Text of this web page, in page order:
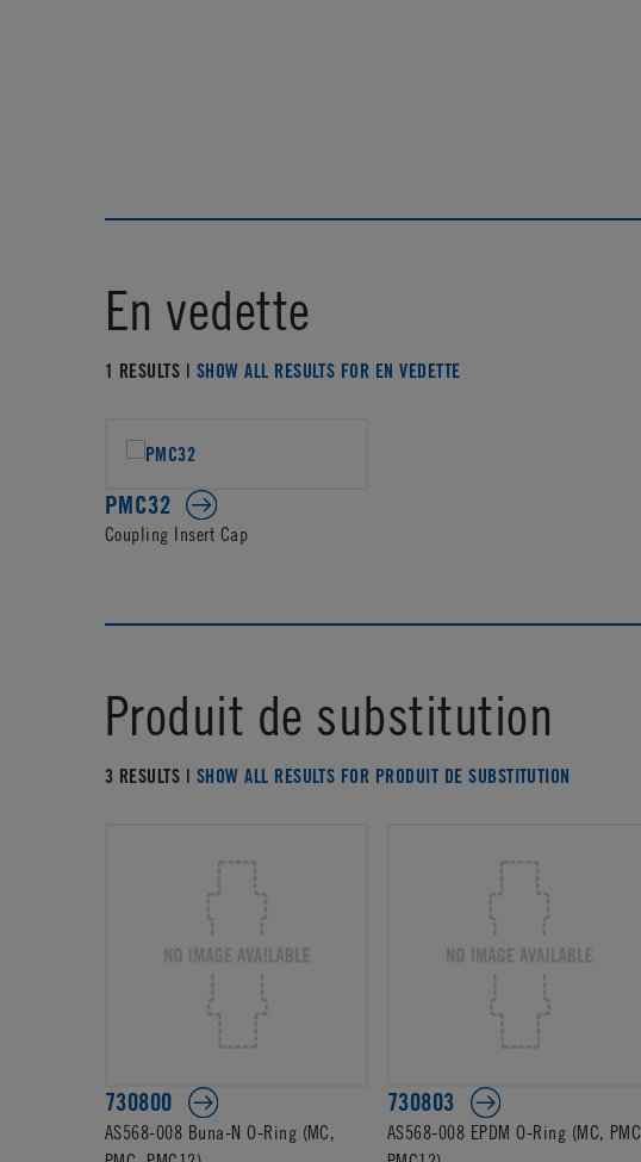
En vedette
1 RESULTS | SHOW ALL RESULTS FOR EN VEDETTE
PMC32
Coupling Insert Cap
Produit de substitution
3 RESULTS | SHOW ALL RESULTS FOR PRODUIT DE SUBSTITUTION
730800
AS568-008 Buna-N O-Ring (MC,
730803
AS568-008 EPDM O-Ring (MC, PMC,